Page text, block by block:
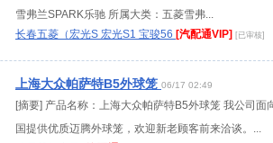
雪弗兰SPARK乐驰 所属大类：五菱雪弗...
长春五菱（宏光S 宏光S1 宝骏56 [汽配通VIP] [已审核]
上海大众帕萨特B5外球笼 06/17 02:49
[摘要] 产品名称：上海大众帕萨特B5外球笼 我公司面
国提供优质迈腾外球笼，欢迎新老顾客前来洽谈。...